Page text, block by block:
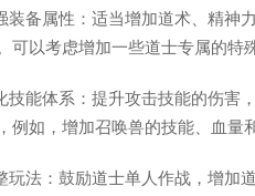
装备属性：适当增加道术、精神
可以考虑增加一些道士专属的特
技能体系：提升攻击技能的伤害
例如，增加召唤兽的技能、血量
玩法：鼓励道士单人作战，增加